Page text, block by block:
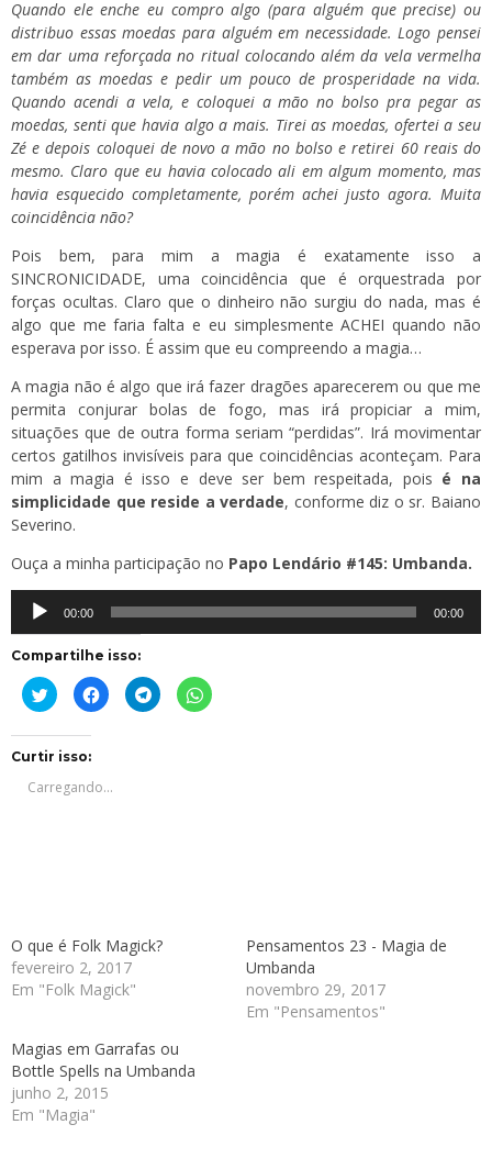
Quando ele enche eu compro algo (para alguém que precise) ou
distribuo essas moedas para alguém em necessidade. Logo pensei
em dar uma reforçada no ritual colocando além da vela vermelha
também as moedas e pedir um pouco de prosperidade na vida.
Quando acendi a vela, e coloquei a mão no bolso pra pegar as
moedas, senti que havia algo a mais. Tirei as moedas, ofertei a seu
Zé e depois coloquei de novo a mão no bolso e retirei 60 reais do
mesmo. Claro que eu havia colocado ali em algum momento, mas
havia esquecido completamente, porém achei justo agora. Muita
coincidência não?
Pois bem, para mim a magia é exatamente isso a
SINCRONICIDADE, uma coincidência que é orquestrada por
forças ocultas. Claro que o dinheiro não surgiu do nada, mas é
algo que me faria falta e eu simplesmente ACHEI quando não
esperava por isso. É assim que eu compreendo a magia…
A magia não é algo que irá fazer dragões aparecerem ou que me
permita conjurar bolas de fogo, mas irá propiciar a mim,
situações que de outra forma seriam “perdidas”. Irá movimentar
certos gatilhos invisíveis para que coincidências aconteçam. Para
mim a magia é isso e deve ser bem respeitada, pois é na
simplicidade que reside a verdade, conforme diz o sr. Baiano
Severino.
Ouça a minha participação no Papo Lendário #145: Umbanda.
Tocador
áudio
00:00 00:00
Compartilhe isso:
Clique
para
compartilhar
em
janela)
Clique
para
compartilhar
janela)
Clique
para
compartilhar
Clique
para
Curtir isso:
Carregando...
O que é Folk Magick?
fevereiro 2, 2017
Em "Folk Magick"
Pensamentos 23 - Magia de
Umbanda
novembro 29, 2017
Em "Pensamentos"
Magias em Garrafas ou
Bottle Spells na Umbanda
junho 2, 2015
Em "Magia"